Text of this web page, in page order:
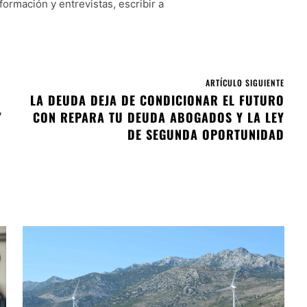
y entrevistas, escribir a
ARTÍCULO SIGUIENTE
LA DEUDA DEJA DE CONDICIONAR EL FUTURO
CON REPARA TU DEUDA ABOGADOS Y LA LEY
DE SEGUNDA OPORTUNIDAD